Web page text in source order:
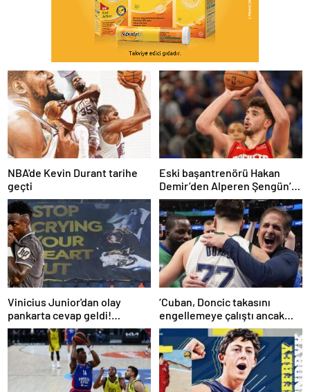
NBA'de Kevin Durant tarihe
geçti
Eski başantrenörü Hakan
Demir’den Alperen Şengün’e
övgü
Vinicius Junior'dan olay
pankarta cevap geldi!
Manchester City-Real Madrid
maçında gündem olmuştu…
‘Cuban, Doncic takasını
engellemeye çalıştı ancak
geç kaldı’ iddiası! NBA
Haberleri